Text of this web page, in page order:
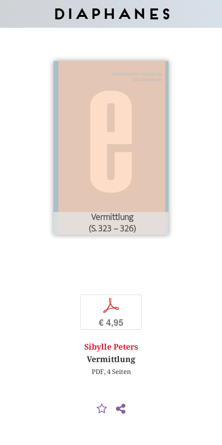
Diaphanes
Vermittlung
(S. 323 – 326)
p
€ 4,95
Sibylle Peters
Vermittlung
PDF, 4 Seiten